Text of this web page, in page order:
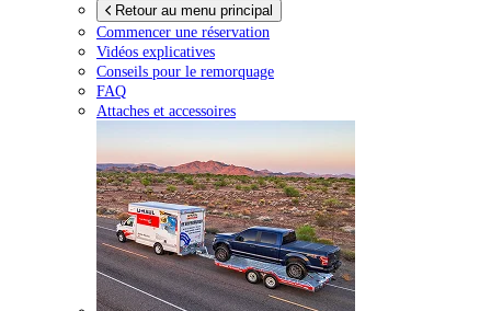
Retour au menu principal
Commencer une réservation
Vidéos explicatives
Conseils pour le remorquage
FAQ
Attaches et accessoires